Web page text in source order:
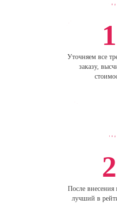
1
Уточняем все
заказу,
2
После внесения
лучший в